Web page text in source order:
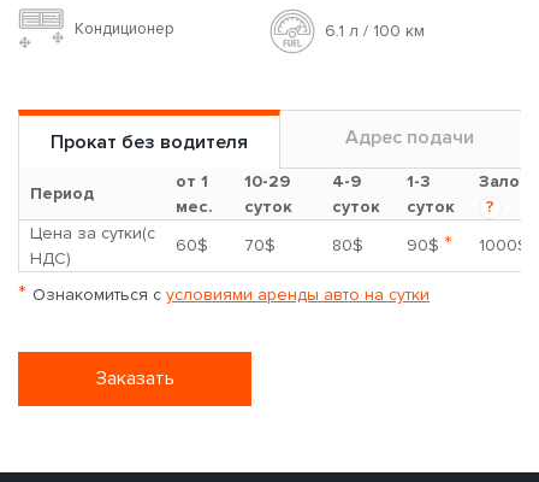
Кондиционер 6.1 л / 100 км
Прокат без водителя Адрес подачи
Период
от 1
мес.
10-29
суток
4-9
суток
1-3
суток
Залог
?
Цена за сутки(с
НДС)
60$ 70$ 80$ 90$ * 1000$
* Ознакомиться с условиями аренды авто на сутки
Заказать